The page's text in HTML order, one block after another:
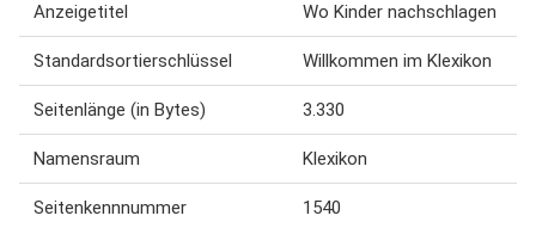
Anzeigetitel Wo Kinder nachschlagen
Standardsortierschlüssel Willkommen im Klexikon
Seitenlänge (in Bytes) 3.330
Namensraum Klexikon
Seitenkennnummer 1540